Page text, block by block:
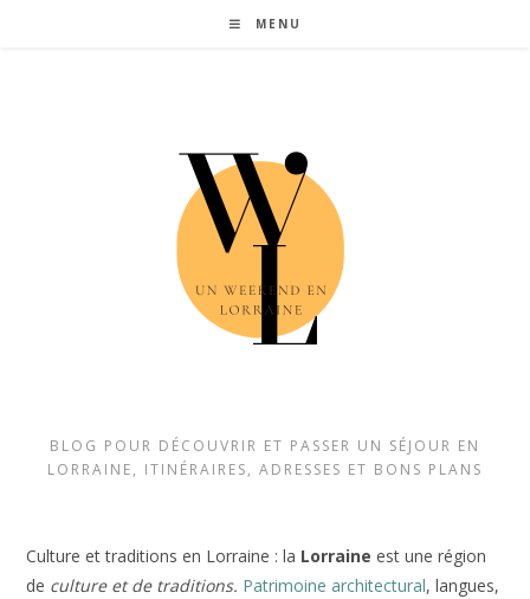
MENU
BLOG POUR DÉCOUVRIR ET PASSER UN SÉJOUR EN
LORRAINE, ITINÉRAIRES, ADRESSES ET BONS PLANS
Culture et traditions en Lorraine : la Lorraineest une région
de culture et de traditions. Patrimoine architectural, langues,